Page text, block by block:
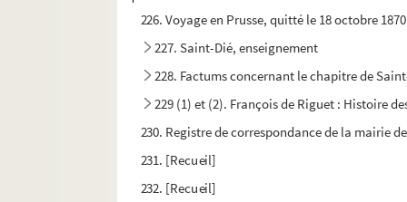
226. Voyage en Prusse, quitté le 18 octobre
227. Saint-Dié, enseignement
228. Factums concernant le chapitre de
229 (1) et (2). François de Riguet : Histoire
230. Registre de correspondance de la mairie
231. [Recueil]
232. [Recueil]